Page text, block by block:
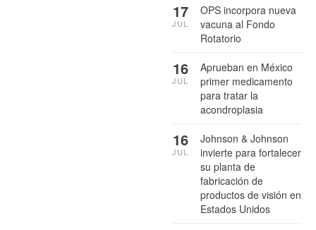
OPS incorpora nueva
vacuna al Fondo
Rotatorio
17
JUL
Aprueban en México
primer medicamento
para tratar la
acondroplasia
16
JUL
Johnson & Johnson
invierte para fortalecer
su planta de
fabricación de
productos de visión en
Estados Unidos
16
JUL